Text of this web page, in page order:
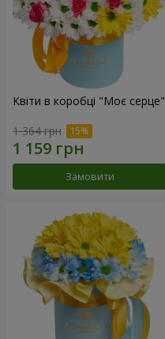
Квіти в коробці "Моє серце"
1 364 грн
Замовити